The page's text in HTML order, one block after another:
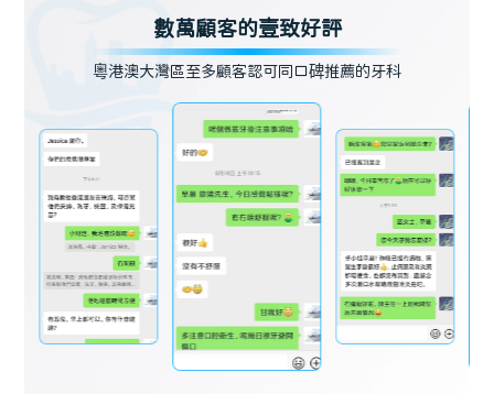
數萬顧客的壹致好評
粵港澳大灣區至多顧客認可同口碑推薦的牙科